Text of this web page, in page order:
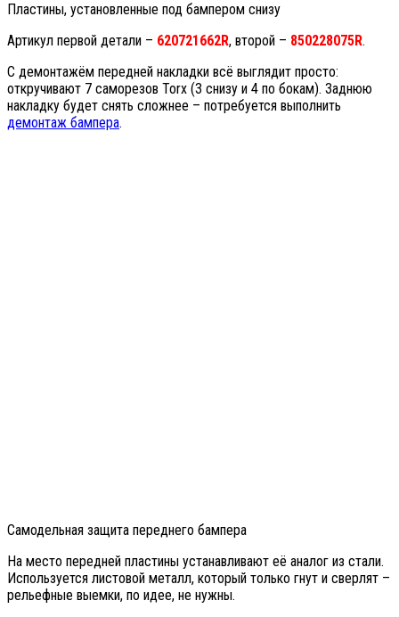
Пластины, установленные под бампером снизу
Артикул первой детали – 620721662R, второй – 850228075R.
С демонтажём передней накладки всё выглядит просто:
откручивают 7 саморезов Torx (3 снизу и 4 по бокам). Заднюю
накладку будет снять сложнее – потребуется выполнить
демонтаж бампера.
Самодельная защита переднего бампера
На место передней пластины устанавливают её аналог из стали.
Используется листовой металл, который только гнут и сверлят –
рельефные выемки, по идее, не нужны.